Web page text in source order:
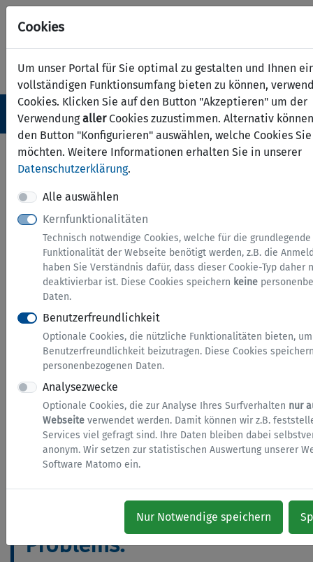
Cookies
Um unser Portal für Sie optimal zu gestalten und Ihnen
vollständigen Funktionsumfang bieten zu können,
Cookies. Klicken Sie auf den Button "Akzeptieren" um der
VerwendungallerCookies zuzustimmen. Alternativ
den Button "Konfigurieren" auswählen, welche Cookies
möchten. Weitere Informationen erhalten Sie in unserer
Datenschutzerklärung.
Alle auswählen
Kernfunktionalitäten
Technisch notwendige Cookies, welche für die grundlegende
Funktionalität der Webseite benötigt werden, z.B. die
haben Sie Verständnis dafür, dass dieser Cookie-Typ daher
deaktivierbar ist. Diese Cookies speichern keine
Daten.
Benutzerfreundlichkeit
Optionale Cookies, die nützliche Funktionalitäten bieten,
Benutzerfreundlichkeit beizutragen. Diese Cookies
personenbezogenen Daten.
Analysezwecke
Optionale Cookies, die zur Analyse Ihres Surfverhalten nur
Webseite verwendet werden. Damit können wir z.B.
Services viel gefragt sind. Ihre Daten bleiben dabei
anonym. Wir setzen zur statistischen Auswertung unserer
Software Matomo ein.
Nur Notwendige speichern
Navigation ein-/ausblenden
Menü
Herzlich willkommen im
Serviceportal des
Märkischen Kreises
Wartungsarbeiten
Aufgrund einer
technischen Störung
steht die
Wunschkennzeichensuche
derzeit nicht zur
Verfügung. Der
Softwareanbieter und die
beteiligten technischen
Dienstleister arbeiten an
einer Behebung des
Problems.